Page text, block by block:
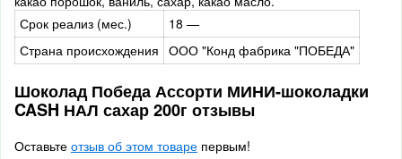
Срок реализ (мес.)
18 —
Страна происхождения ООО "Конд фабрика "ПОБЕДА"
Шоколад Победа Ассорти МИНИ-шоколадки
CASH НАЛ сахар 200г отзывы
Оставьте отзыв об этом товаре первым!